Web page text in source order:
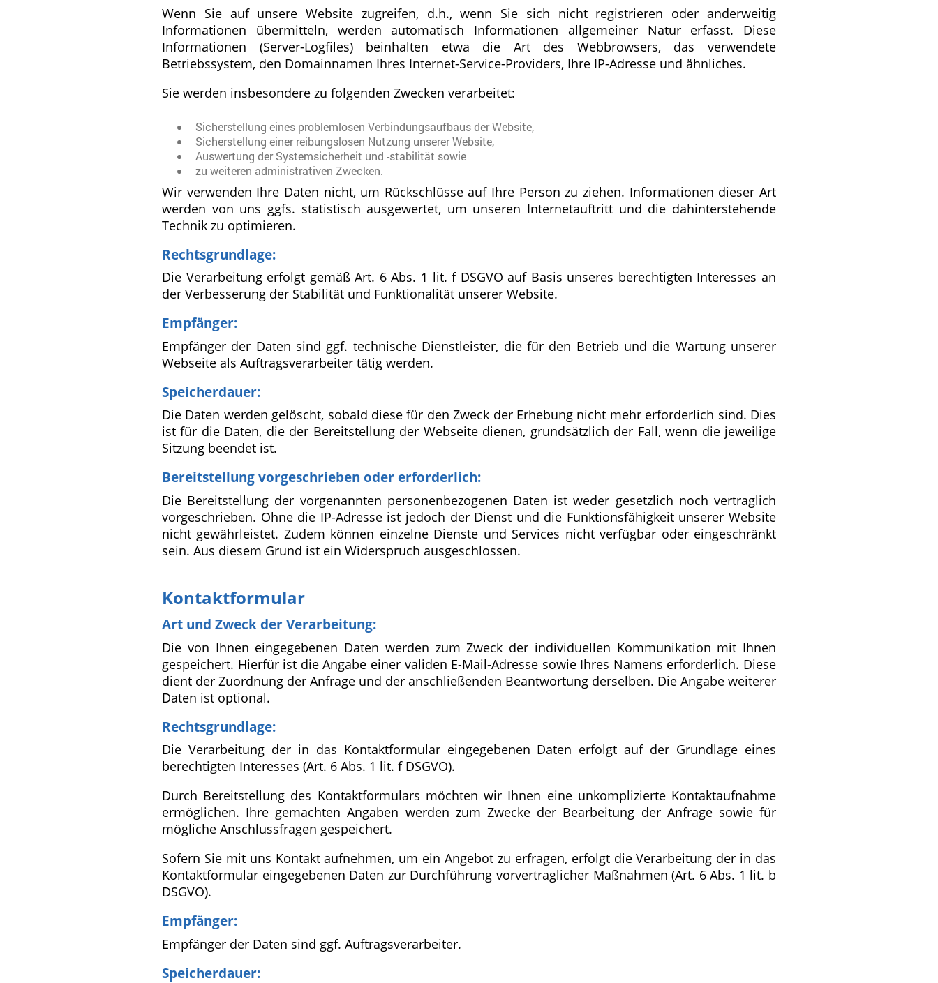
Wenn Sie auf unsere Website zugreifen, d.h., wenn Sie sich nicht registrieren oder anderweitig
Informationen übermitteln, werden automatisch Informationen allgemeiner Natur erfasst. Diese
Informationen (Server-Logfiles) beinhalten etwa die Art des Webbrowsers, das verwendete
Betriebssystem, den Domainnamen Ihres Internet-Service-Providers, Ihre IP-Adresse und ähnliches.
Sie werden insbesondere zu folgenden Zwecken verarbeitet:
Sicherstellung eines problemlosen Verbindungsaufbaus der Website,
Sicherstellung einer reibungslosen Nutzung unserer Website,
Auswertung der Systemsicherheit und -stabilität sowie
zu weiteren administrativen Zwecken.
Wir verwenden Ihre Daten nicht, um Rückschlüsse auf Ihre Person zu ziehen. Informationen dieser Art
werden von uns ggfs. statistisch ausgewertet, um unseren Internetauftritt und die dahinterstehende
Technik zu optimieren.
Rechtsgrundlage:
Die Verarbeitung erfolgt gemäß Art. 6 Abs. 1 lit. f DSGVO auf Basis unseres berechtigten Interesses an
der Verbesserung der Stabilität und Funktionalität unserer Website.
Empfänger:
Empfänger der Daten sind ggf. technische Dienstleister, die für den Betrieb und die Wartung unserer
Webseite als Auftragsverarbeiter tätig werden.
Speicherdauer:
Die Daten werden gelöscht, sobald diese für den Zweck der Erhebung nicht mehr erforderlich sind. Dies
ist für die Daten, die der Bereitstellung der Webseite dienen, grundsätzlich der Fall, wenn die jeweilige
Sitzung beendet ist.
Bereitstellung vorgeschrieben oder erforderlich:
Die Bereitstellung der vorgenannten personenbezogenen Daten ist weder gesetzlich noch vertraglich
vorgeschrieben. Ohne die IP-Adresse ist jedoch der Dienst und die Funktionsfähigkeit unserer Website
nicht gewährleistet. Zudem können einzelne Dienste und Services nicht verfügbar oder eingeschränkt
sein. Aus diesem Grund ist ein Widerspruch ausgeschlossen.
Kontaktformular
Art und Zweck der Verarbeitung:
Die von Ihnen eingegebenen Daten werden zum Zweck der individuellen Kommunikation mit Ihnen
gespeichert. Hierfür ist die Angabe einer validen E-Mail-Adresse sowie Ihres Namens erforderlich. Diese
dient der Zuordnung der Anfrage und der anschließenden Beantwortung derselben. Die Angabe weiterer
Daten ist optional.
Rechtsgrundlage:
Die Verarbeitung der in das Kontaktformular eingegebenen Daten erfolgt auf der Grundlage eines
berechtigten Interesses (Art. 6 Abs. 1 lit. f DSGVO).
Durch Bereitstellung des Kontaktformulars möchten wir Ihnen eine unkomplizierte Kontaktaufnahme
ermöglichen. Ihre gemachten Angaben werden zum Zwecke der Bearbeitung der Anfrage sowie für
mögliche Anschlussfragen gespeichert.
Sofern Sie mit uns Kontakt aufnehmen, um ein Angebot zu erfragen, erfolgt die Verarbeitung der in das
Kontaktformular eingegebenen Daten zur Durchführung vorvertraglicher Maßnahmen (Art. 6 Abs. 1 lit. b
DSGVO).
Empfänger:
Empfänger der Daten sind ggf. Auftragsverarbeiter.
Speicherdauer: